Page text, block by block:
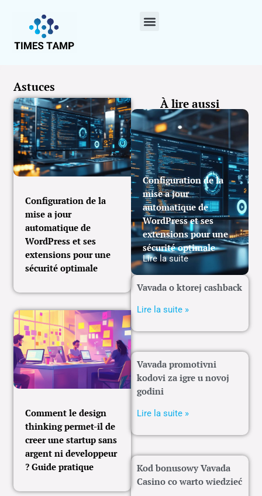
Astuces
Configuration de la
mise a jour
automatique de
WordPress et ses
extensions pour une
sécurité optimale
Comment le design
thinking permet-il de
creer une startup sans
argent ni developpeur
? Guide pratique
À lire aussi
Configuration de la
mise a jour
automatique de
WordPress et ses
extensions pour une
sécurité optimale
Lire la suite
Vavada o ktorej cashback
Lire la suite »
Vavada promotivni
kodovi za igre u novoj
godini
Lire la suite »
Kod bonusowy Vavada
Casino co warto wiedzieć